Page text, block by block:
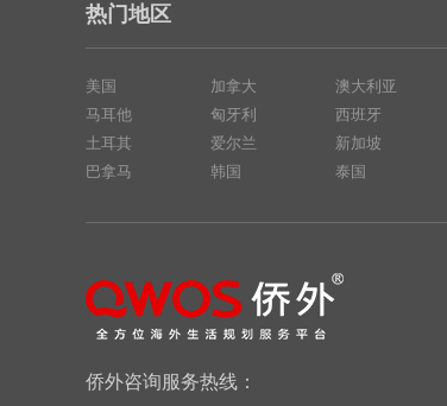
热门地区
美国
马耳他
土耳其
巴拿马
加拿大
匈牙利
爱尔兰
韩国
澳大利亚
西班牙
新加坡
泰国
侨外咨询服务热线：